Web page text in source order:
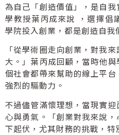
為自己「創造價值」，是自
學教授葉丙成來說 ，選擇倡
學院投入創業，都是創造自我
「從學術圈走向創業，對我
大。」葉丙成回顧，當時他
個社會都帶來幫助的線上平
強烈的驅動力。
不過儘管滿懷理想，當現實
心與勇氣。「創業對我來說
下起伏，尤其財務的挑戰，特